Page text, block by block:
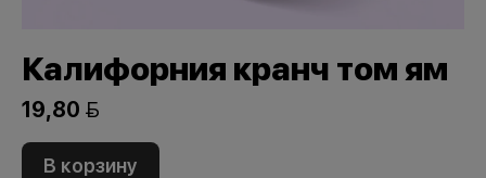
Калифорния кранч том ям
19,80 
В корзину